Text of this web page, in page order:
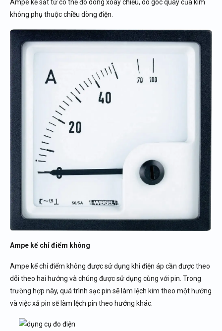
Ampe kế sắt từ có thể đo dòng xoay chiều, do góc quay của kim
không phụ thuộc chiều dòng điện.
Ampe kế chỉ điểm không
Ampe kế chỉ điểm không được sử dụng khi điện áp cần được theo
dõi theo hai hướng và chúng được sử dụng cùng với pin. Trong
trường hợp này, quá trình sạc pin sẽ làm lệch kim theo một hướng
và việc xả pin sẽ làm lệch pin theo hướng khác.